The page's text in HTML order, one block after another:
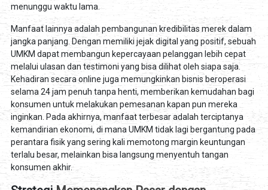
menunggu waktu lama.
Manfaat lainnya adalah pembangunan kredibilitas merek dalam
jangka panjang. Dengan memiliki jejak digital yang positif, sebuah
UMKM dapat membangun kepercayaan pelanggan lebih cepat
melalui ulasan dan testimoni yang bisa dilihat oleh siapa saja.
Kehadiran secara online juga memungkinkan bisnis beroperasi
selama 24 jam penuh tanpa henti, memberikan kemudahan bagi
konsumen untuk melakukan pemesanan kapan pun mereka
inginkan. Pada akhirnya, manfaat terbesar adalah terciptanya
kemandirian ekonomi, di mana UMKM tidak lagi bergantung pada
perantara fisik yang sering kali memotong margin keuntungan
terlalu besar, melainkan bisa langsung menyentuh tangan
konsumen akhir.